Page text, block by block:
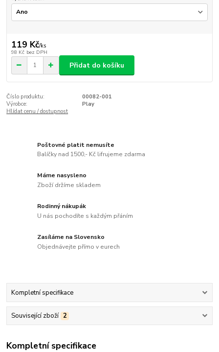
119 Kč/ks
98 Kč bez DPH
Přidat do košíku
Číslo produktu:
00082-001
Výrobce:
Play
Hlídat cenu / dostupnost
Poštovné platit nemusíte
Balíčky nad 1500,- Kč lifrujeme zdarma
Máme nasysleno
Zboží držíme skladem
Rodinný nákupák
U nás pochodíte s každým přáním
Zasíláme na Slovensko
Objednávejte přímo v eurech
Kompletní specifikace
Související zboží 2
Kompletní specifikace